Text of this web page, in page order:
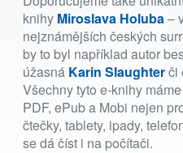
knihy Miroslava Holuba –
nejznámějších českých
by to byl například autor
úžasná Karin Slaughterči
Všechny tyto e-knihy
PDF, ePub a Mobi nejen
čtečky, tablety, ipady,
se dá číst i na počítači.